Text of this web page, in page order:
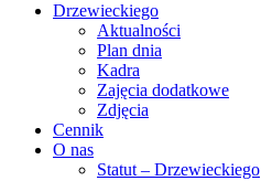
Drzewieckiego
Aktualności
Plan dnia
Kadra
Zajęcia dodatkowe
Zdjęcia
Cennik
O nas
Statut – Drzewieckiego